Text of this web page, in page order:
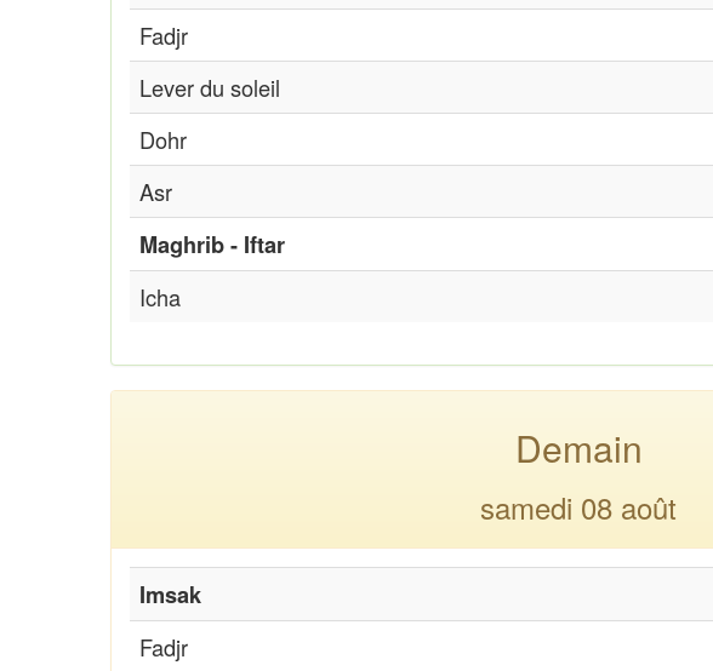
Fadjr
Lever du soleil
Dohr
Asr
Maghrib - Iftar
Icha
Demain
samedi 08 août
Imsak
Fadjr